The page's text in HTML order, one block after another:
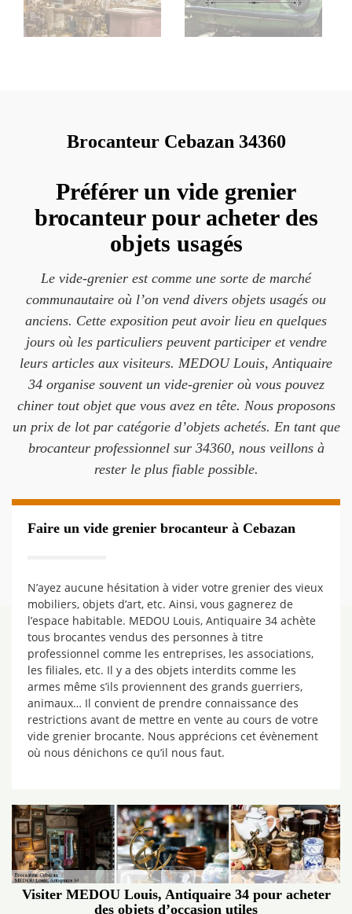
Brocanteur Cebazan 34360
Préférer un vide grenier
brocanteur pour acheter des
objets usagés
Le vide-grenier est comme une sorte de marché
communautaire où l’on vend divers objets usagés ou
anciens. Cette exposition peut avoir lieu en quelques
jours où les particuliers peuvent participer et vendre
leurs articles aux visiteurs. MEDOU Louis, Antiquaire
34 organise souvent un vide-grenier où vous pouvez
chiner tout objet que vous avez en tête. Nous proposons
un prix de lot par catégorie d’objets achetés. En tant que
brocanteur professionnel sur 34360, nous veillons à
rester le plus fiable possible.
Faire un vide grenier brocanteur à Cebazan
N’ayez aucune hésitation à vider votre grenier des vieux
mobiliers, objets d’art, etc. Ainsi, vous gagnerez de
l’espace habitable. MEDOU Louis, Antiquaire 34 achète
tous brocantes vendus des personnes à titre
professionnel comme les entreprises, les associations,
les filiales, etc. Il y a des objets interdits comme les
armes même s’ils proviennent des grands guerriers,
animaux… Il convient de prendre connaissance des
restrictions avant de mettre en vente au cours de votre
vide grenier brocante. Nous apprécions cet évènement
où nous dénichons ce qu’il nous faut.
Visiter MEDOU Louis, Antiquaire 34 pour acheter
des objets d’occasion utiles